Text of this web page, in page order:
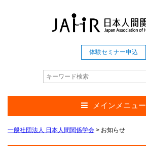
体験セミナー申込
メインメニュー
一般社団法人 日本人間関係学会 > お知らせ